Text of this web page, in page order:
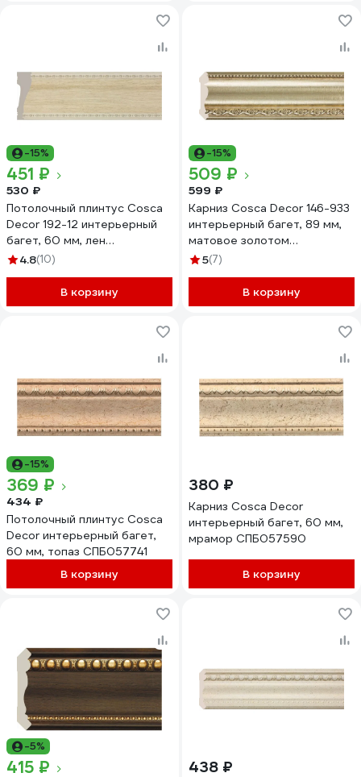
-15%
451 ₽
530 ₽
Потолочный плинтус Cosca
Decor 192-12 интерьерный
багет, 60 мм, лен
СПБ019690
4.8(10)
В корзину
-15%
509 ₽
599 ₽
Карниз Cosca Decor 146-933
интерьерный багет, 89 мм,
матовое золотом
СПБ016575
5(7)
В корзину
-15%
369 ₽
434 ₽
Потолочный плинтус Cosca
Decor интерьерный багет,
60 мм, топаз СПБ057741
В корзину
380 ₽
Карниз Cosca Decor
интерьерный багет, 60 мм,
мрамор СПБ057590
В корзину
-5%
415 ₽ 438 ₽